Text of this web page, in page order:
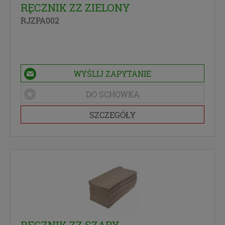
RĘCZNIK ZZ ZIELONY
RJZPA002
WYŚLIJ ZAPYTANIE
DO SCHOWKA
SZCZEGÓŁY
Podstawa i cel przetwarzania
usług wystąpią, co do zasady trzy z nich:
wykonania umowy, której jesteś stroną. Umowa
to, w naszym przypadku, regulamin danej usługi.
Jeśli zatem zawieramy z Tobą umowę o realizację
możemy przetwarzać Twoje dane w zakresie
niezbędnym do realizacji tej umowy. Bez tej
możliwości nie bylibyśmy w stanie zapewnić Ci
usługi, a Ty nie mógłbyś z niej korzystać.
Niezbędność przetwarzania do celów
wynikających z prawnie uzasadnionych